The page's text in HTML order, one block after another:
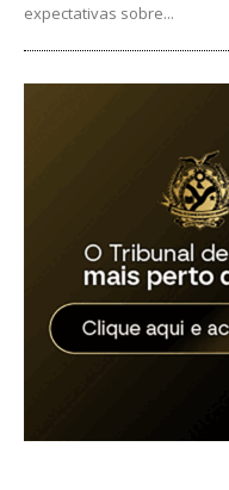
expectativas sobre...